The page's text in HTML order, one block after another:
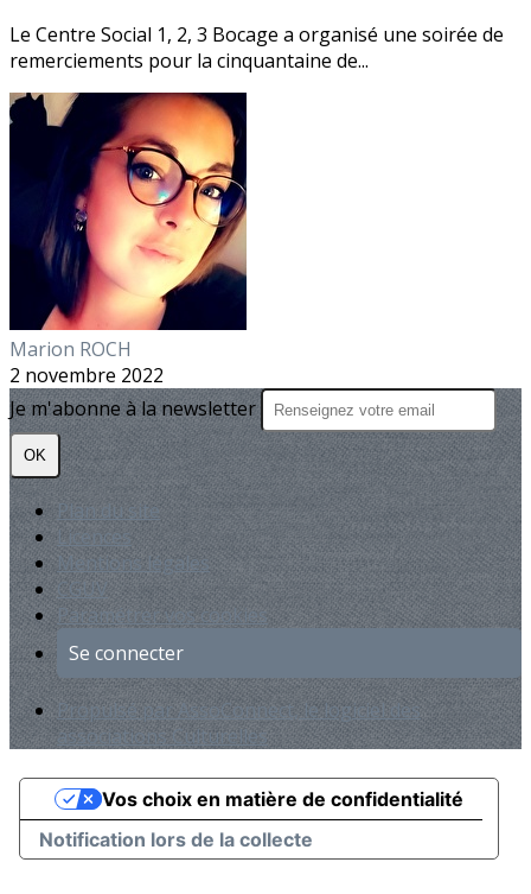
Le Centre Social 1, 2, 3 Bocage a organisé une soirée de
remerciements pour la cinquantaine de...
Marion ROCH
2 novembre 2022
Je m'abonne à la newsletter
OK
Plan du site
Licences
Mentions légales
CGUV
Paramétrer vos cookies
Se connecter
Propulsé par AssoConnect, le logiciel des
associations Culturelles
Notification lors de la collecte
Vos choix en matière de confidentialité